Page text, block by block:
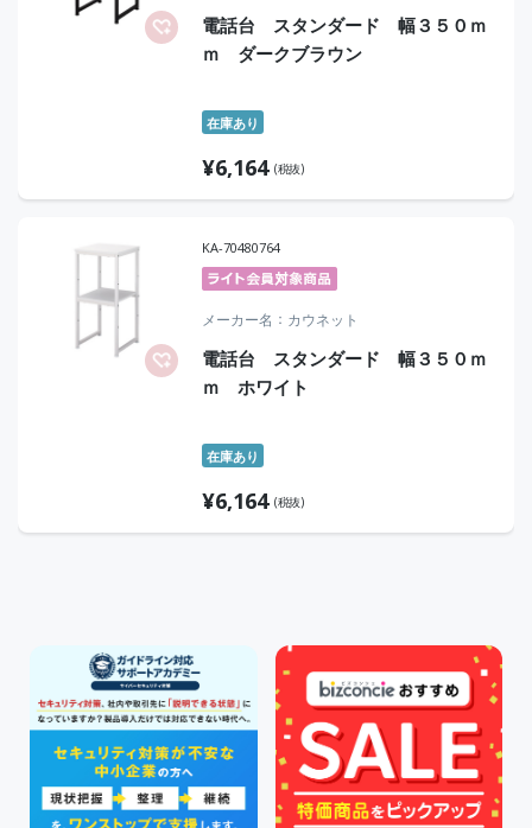
電話台 スタンダード 幅３５０ｍ
ｍ ダークブラウン
在庫あり
¥6,164 (税抜)
KA-70480764
メーカー名 カウネット
電話台 スタンダード 幅３５０ｍ
ｍ ホワイト
在庫あり
¥6,164 (税抜)